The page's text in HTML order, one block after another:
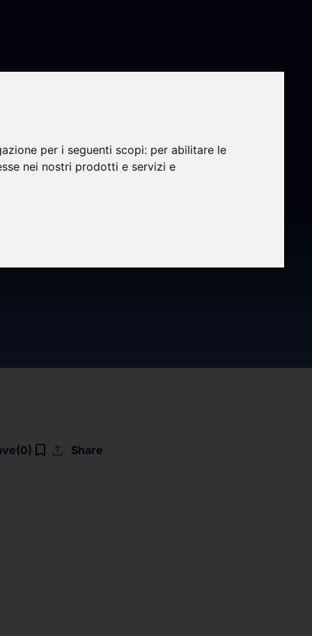
per i seguenti scopi: per abilitare le
nei nostri prodotti e servizi e
(0) bookmark_border upload Share